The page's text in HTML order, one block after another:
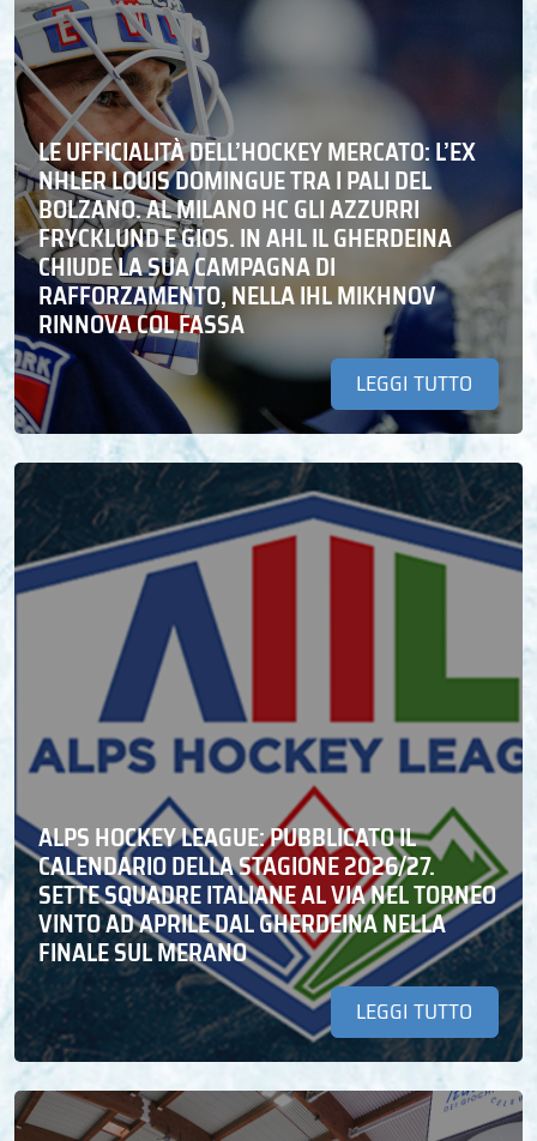
LE UFFICIALITÀ DELL’HOCKEY MERCATO: L’EX
NHLER LOUIS DOMINGUE TRA I PALI DEL
BOLZANO. AL MILANO HC GLI AZZURRI
FRYCKLUND E GIOS. IN AHL IL GHERDEINA
CHIUDE LA SUA CAMPAGNA DI
RAFFORZAMENTO, NELLA IHL MIKHNOV
RINNOVA COL FASSA
LEGGI TUTTO
ALPS HOCKEY LEAGUE: PUBBLICATO IL
CALENDARIO DELLA STAGIONE 2026/27.
SETTE SQUADRE ITALIANE AL VIA NEL TORNEO
VINTO AD APRILE DAL GHERDEINA NELLA
FINALE SUL MERANO
LEGGI TUTTO